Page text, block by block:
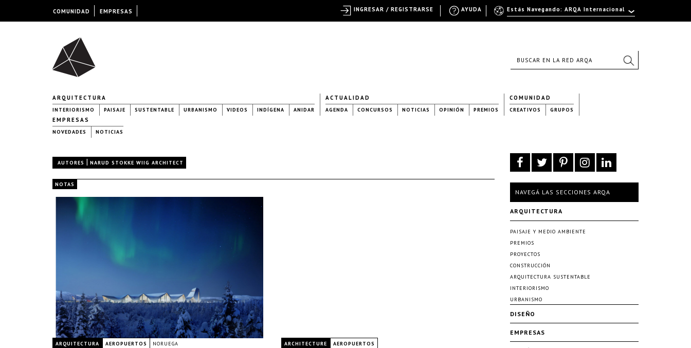
ARQUITECTURA
INTERIORISMO PAISAJE SUSTENTABLE URBANISMO VIDEOS INDÍGENA ANIDAR
ACTUALIDAD
AGENDA CONCURSOS NOTICIAS OPINIÓN PREMIOS
COMUNIDAD
CREATIVOS GRUPOS
EMPRESAS
NOVEDADES NOTICIAS
AUTORES | NARUD STOKKE WIIG ARCHITECT
NOTAS
ARQUITECTURA AEROPUERTOS NORUEGA ARCHITECTURE AEROPUERTOS
NAVEGÁ LAS SECCIONES ARQA
ARQUITECTURA
PAISAJE Y MEDIO AMBIENTE
PREMIOS
PROYECTOS
CONSTRUCCIÓN
ARQUITECTURA SUSTENTABLE
INTERIORISMO
URBANISMO
DISEÑO
EMPRESAS
COMUNIDAD EMPRESAS Estás Navegando: ARQA Internacional
AYUDA
INGRESAR / REGISTRARSE